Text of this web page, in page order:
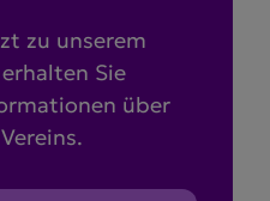
zu unserem
Sie
über